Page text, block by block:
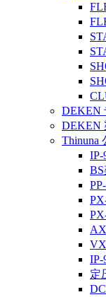
DEKEN
DEKEN
Thinuna
IP-
IP-
定